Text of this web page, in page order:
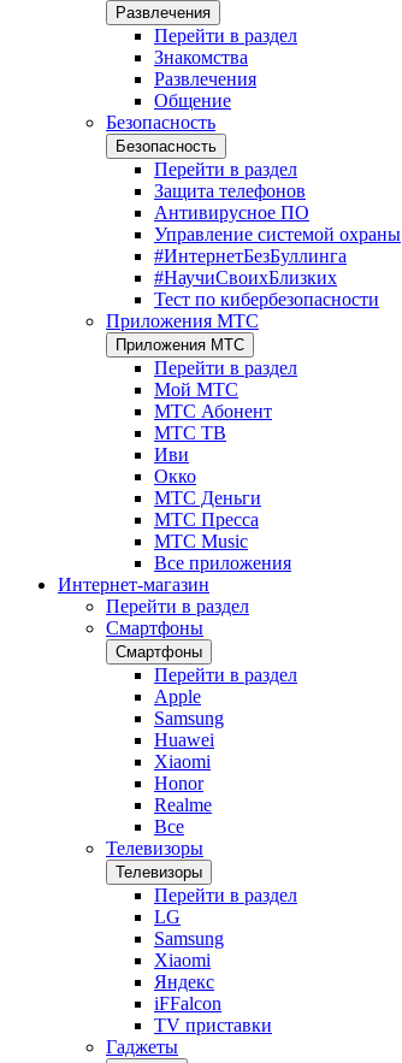
Развлечения
Перейти в раздел
Знакомства
Развлечения
Общение
Безопасность
Безопасность
Перейти в раздел
Защита телефонов
Антивирусное ПО
Управление системой охраны
#ИнтернетБезБуллинга
#НаучиСвоихБлизких
Тест по кибербезопасности
Приложения МТС
Приложения МТС
Перейти в раздел
Мой МТС
МТС Абонент
МТС ТВ
Иви
Окко
МТС Деньги
МТС Пресса
МТС Music
Все приложения
Интернет-магазин
Перейти в раздел
Смартфоны
Смартфоны
Перейти в раздел
Apple
Samsung
Huawei
Xiaomi
Honor
Realme
Все
Телевизоры
Телевизоры
Перейти в раздел
LG
Samsung
Xiaomi
Яндекс
iFFalcon
TV приставки
Гаджеты